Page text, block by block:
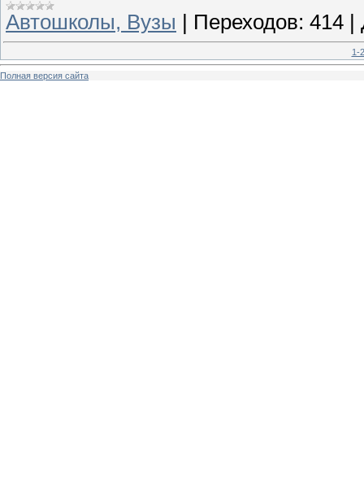
Автошколы, Вузы
Переходов: 414
1-
Полная версия сайта